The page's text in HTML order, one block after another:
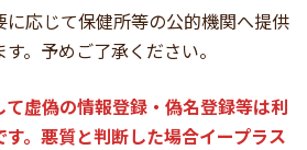
応じて保健所等の公的機関へ提供
。予めご了承ください。
虚偽の情報登録・偽名登録等は利
。悪質と判断した場合イープラス